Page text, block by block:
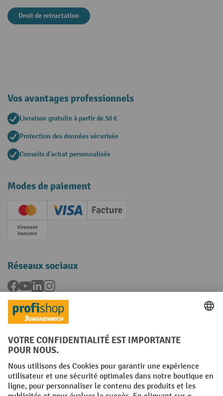
Droit de retractation
Vos avantages professionnels
Livraison gratuite à partir de 50 €
Protection des données sécurisée
Conseils d'achat personnalisés
Modes de paiement
Creditcard (Master)Creditcard (Visa)
Facture
Paiement anticipé
Réseaux sociaux
Facebook
YouTubeLinkedInInstagram
Langues
FR NL
Conditions générales Mentions légales